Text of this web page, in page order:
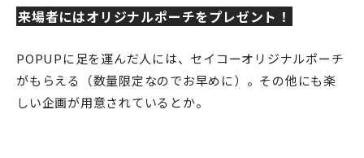
来場者にはオリジナルポーチをプレゼント！
POPUPに足を運んだ人には、セイコーオリジナルポーチ
がもらえる（数量限定なのでお早めに）。その他にも楽
しい企画が用意されているとか。